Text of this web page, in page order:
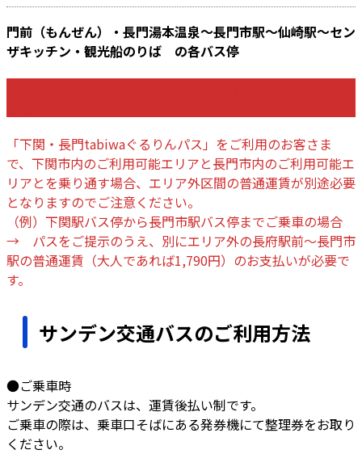
門前（もんぜん）・長門湯本温泉～長門市駅～仙崎駅～セン
ザキッチン・観光船のりば の各バス停
「下関・長門tabiwaぐるりんパス」をご利用のお客さま
で、下関市内のご利用可能エリアと長門市内のご利用可能エ
リアとを乗り通す場合、エリア外区間の普通運賃が別途必要
となりますのでご注意ください。
（例）下関駅バス停から長門市駅バス停までご乗車の場合
→ パスをご提示のうえ、別にエリア外の長府駅前～長門市
駅の普通運賃（大人であれば1,790円）のお支払いが必要で
す。
サンデン交通バスのご利用方法
●ご乗車時
サンデン交通のバスは、運賃後払い制です。
ご乗車の際は、乗車口そばにある発券機にて整理券をお取り
ください。